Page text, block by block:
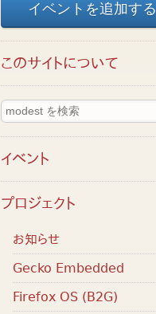
イベントを追加する
このサイトについて
イベント
プロジェクト
お知らせ
Gecko Embedded
Firefox OS (B2G)